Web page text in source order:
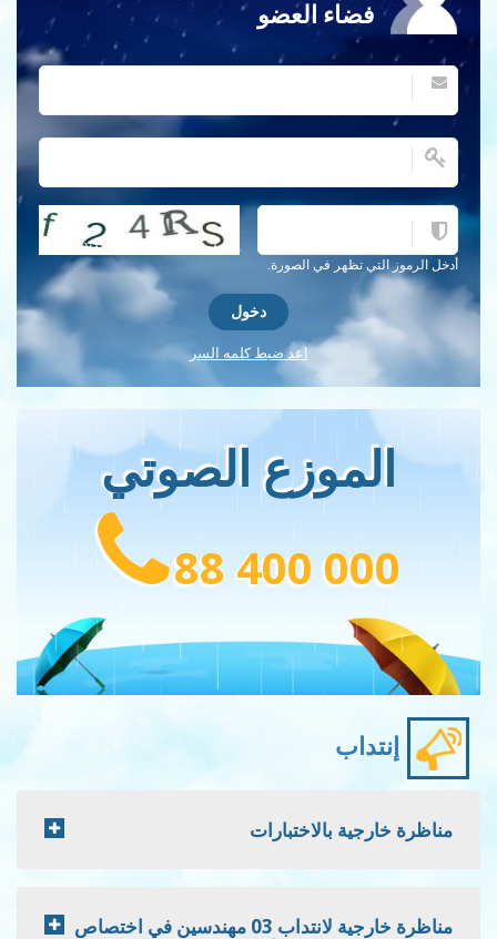
فضاء العضو
أدخل الرموز التي تظهر في الصورة.
احصل على كلمة التحقق جديدة!
اعد ضبط كلمه السر
الموزع الصوتي
88 400 000
إنتداب
مناظرة خارجية بالاختبارات
مناظرة خارجية لانتداب 03 مهندسين في اختصاص